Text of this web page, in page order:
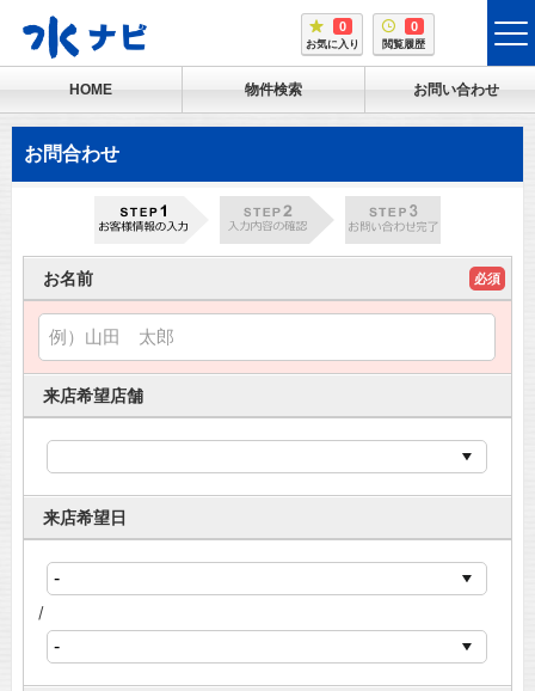
0
お気に入り
0
閲覧履歴
HOME 物件検索 お問い合わせ
お問合わせ
お名前 必須
来店希望店舗
来店希望日
/